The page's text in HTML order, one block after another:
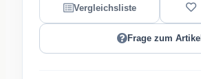
Frage zum Artikel